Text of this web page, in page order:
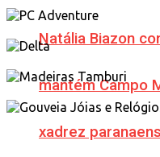
Natália Biazon
mantém Campo
xadrez